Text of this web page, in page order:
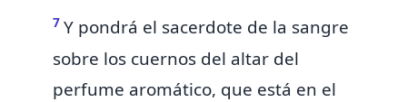
7 Y pondrá el sacerdote de la sangre
sobre los cuernos del altar del
perfume aromático, que está en el